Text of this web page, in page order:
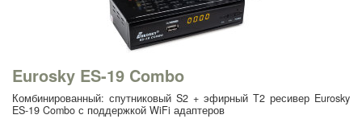
Eurosky ES-19 Combo
Комбинированный: спутниковый S2 + эфирный T2 ресивер Eurosky
ES-19 Combo с поддержкой WiFi адаптеров